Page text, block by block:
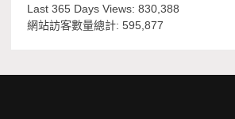
Last 365 Days Views:830,388
網站訪客數量總計:595,877